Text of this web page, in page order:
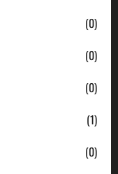
(0)
(0)
(0)
(1)
(0)